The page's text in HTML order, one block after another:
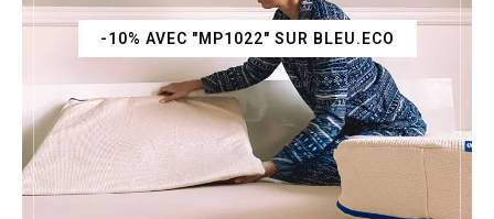
-10% AVEC "MP1022" SUR BLEU.ECO